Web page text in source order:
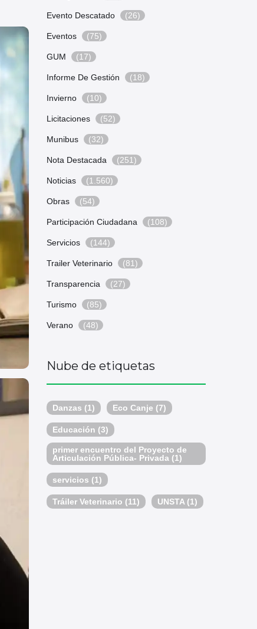
Evento Descatado (26)
Eventos (75)
GUM (17)
Informe De Gestión (18)
Invierno (10)
Licitaciones (52)
Munibus (32)
Nota Destacada (251)
Noticias (1.560)
Obras (54)
Participación Ciudadana (108)
Servicios (144)
Trailer Veterinario (81)
Transparencia (27)
Turismo (85)
Verano (48)
Nube de etiquetas
Danzas (1) Eco Canje (7)
Educación (3)
primer encuentro del Proyecto de
Articulación Pública- Privada (1)
servicios (1)
Tráiler Veterinario (11) UNSTA (1)